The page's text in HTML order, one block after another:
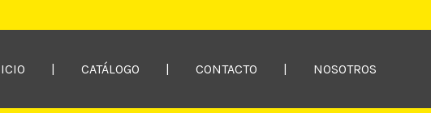
CATÁLOGO CONTACTO NOSOTROS